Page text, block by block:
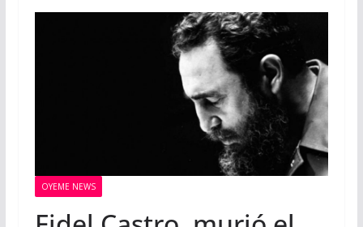
OYEME NEWS